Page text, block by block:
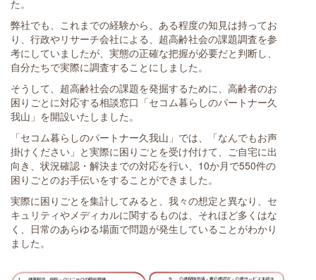
た。
弊社でも、これまでの経験から、ある程度の知見は持ってお
り、行政やリサーチ会社による、超高齢社会の課題調査を参
考にしていましたが、実態の正確な把握が必要だと判断し、
自分たちで実際に調査することにしました。
そうして、超高齢社会の課題を発掘するために、高齢者のお
困りごとに対応する相談窓口「セコム暮らしのパートナー久
我山」を開設いたしました。
「セコム暮らしのパートナー久我山」では、「なんでもお声
掛けください」と実際に困りごとを受け付けて、ご自宅に出
向き、状況確認・解決までの対応を行い、10か月で550件の
困りごとのお手伝いをすることができました。
実際に困りごとを集計してみると、我々の想定と異なり、セ
キュリティやメディカルに関するものは、それほど多くはな
く、日常のあらゆる場面で問題が発生していることがわかり
ました。